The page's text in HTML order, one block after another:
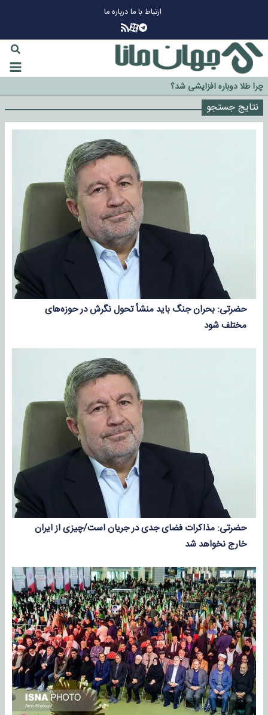
ارتباط با مادرباره ما
چرا طلا دوباره افزایشی شد؟
گزینه جدایی اوسمار روی میز مدیران پرسپولیس
آیا رئیس جمهور آمریکا قانون را دور می‌زند؟
اخراج رسمی چهره نامدار از پرسپولیس
سازمان اطلاعات سپاه: پروژه دولت ترامپ برای مهار چین، روسیه و اروپا شکست
نتایج جستجو
حضرتی: بحران جنگ باید منشأ تحول نگرش‌ در حوزه‌های
مختلف شود
حضرتی: مذاکرات فضای جدی در جریان است/چیزی از ایران
خارج نخواهد شد